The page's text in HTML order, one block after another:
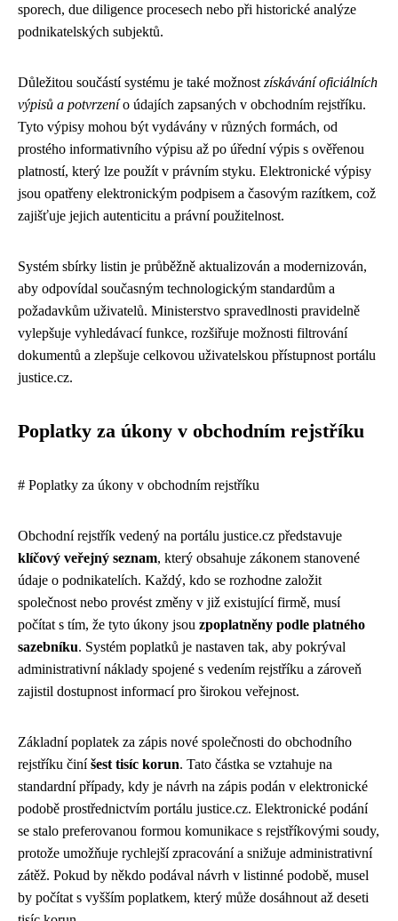
sporech, due diligence procesech nebo při historické analýze
podnikatelských subjektů.
Důležitou součástí systému je také možnost získávání oficiálních
výpisů a potvrzenío údajích zapsaných v obchodním rejstříku.
Tyto výpisy mohou být vydávány v různých formách, od
prostého informativního výpisu až po úřední výpis s ověřenou
platností, který lze použít v právním styku. Elektronické výpisy
jsou opatřeny elektronickým podpisem a časovým razítkem, což
zajišťuje jejich autenticitu a právní použitelnost.
Systém sbírky listin je průběžně aktualizován a modernizován,
aby odpovídal současným technologickým standardům a
požadavkům uživatelů. Ministerstvo spravedlnosti pravidelně
vylepšuje vyhledávací funkce, rozšiřuje možnosti filtrování
dokumentů a zlepšuje celkovou uživatelskou přístupnost portálu
justice.cz.
Poplatky za úkony v obchodním rejstříku
# Poplatky za úkony v obchodním rejstříku
Obchodní rejstřík vedený na portálu justice.cz představuje
klíčový veřejný seznam, který obsahuje zákonem stanovené
údaje o podnikatelích. Každý, kdo se rozhodne založit
společnost nebo provést změny v již existující firmě, musí
počítat s tím, že tyto úkony jsou zpoplatněny podle platného
sazebníku. Systém poplatků je nastaven tak, aby pokrýval
administrativní náklady spojené s vedením rejstříku a zároveň
zajistil dostupnost informací pro širokou veřejnost.
Základní poplatek za zápis nové společnosti do obchodního
rejstříku činíšest tisíc korun. Tato částka se vztahuje na
standardní případy, kdy je návrh na zápis podán v elektronické
podobě prostřednictvím portálu justice.cz. Elektronické podání
se stalo preferovanou formou komunikace s rejstříkovými soudy,
protože umožňuje rychlejší zpracování a snižuje administrativní
zátěž. Pokud by někdo podával návrh v listinné podobě, musel
by počítat s vyšším poplatkem, který může dosáhnout až deseti